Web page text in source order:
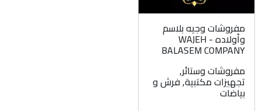
مفروشات وجيه بلاسم
وأولاده - WAJEH
BALASEM COMPANY
مفروشات وستائر,
تجهيزات مكتبية,فرش و
بياضات